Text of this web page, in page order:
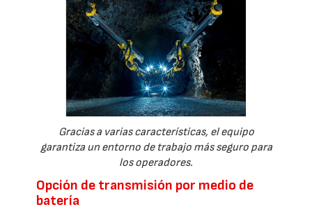
Gracias a varias características, el equipo
garantiza un entorno de trabajo más seguro para
los operadores.
Opción de transmisión por medio de
batería